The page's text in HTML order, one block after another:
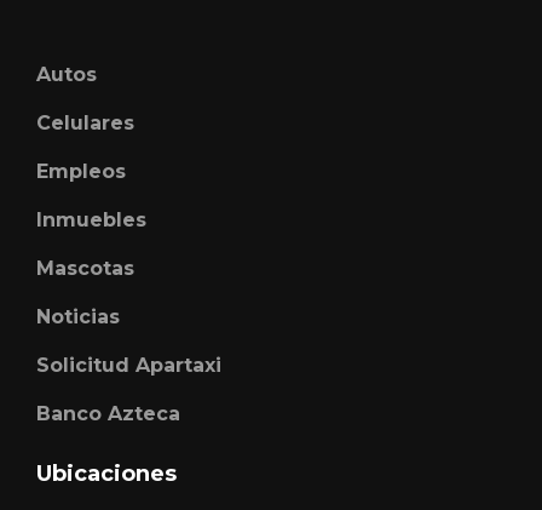
Autos
Celulares
Empleos
Inmuebles
Mascotas
Noticias
Solicitud Apartaxi
Banco Azteca
Ubicaciones